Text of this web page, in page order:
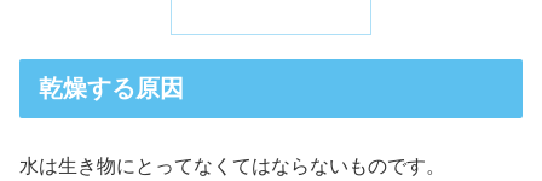
乾燥する原因
水は生き物にとってなくてはならないものです。